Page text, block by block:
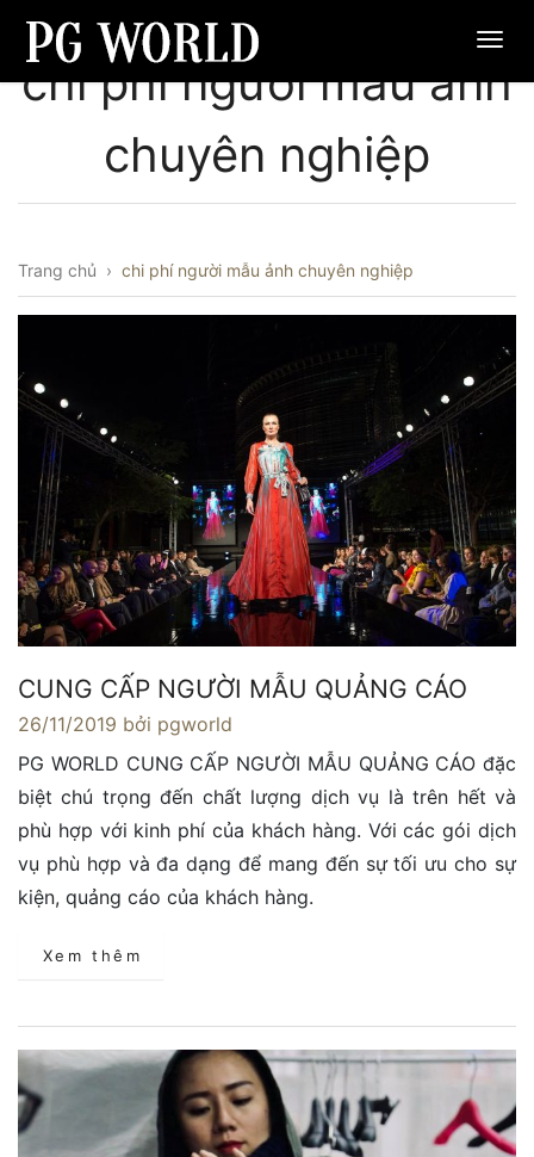
chi phí người mẫu ảnh
chuyên nghiệp
Trang chủ › chi phí người mẫu ảnh chuyên nghiệp
CUNG CẤP NGƯỜI MẪU QUẢNG CÁO
26/11/2019 bởi pgworld
PG WORLD CUNG CẤP NGƯỜI MẪU QUẢNG CÁO đặc
biệt chú trọng đến chất lượng dịch vụ là trên hết và
phù hợp với kinh phí của khách hàng. Với các gói dịch
vụ phù hợp và đa dạng để mang đến sự tối ưu cho sự
kiện, quảng cáo của khách hàng.
Xem thêm